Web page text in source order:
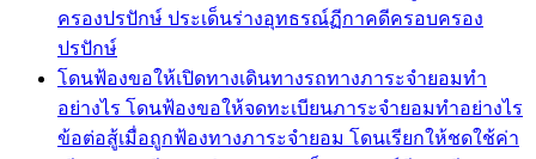
ครองปรปักษ์ ประเด็นร่างอุทธรณ์ฏีกาคดีครอบครอง
ปรปักษ์
โดนฟ้องขอให้เปิดทางเดินทางรถทางภาระจำยอมทำ
อย่างไร โดนฟ้องขอให้จดทะเบียนภาระจำยอมทำอย่างไร
ข้อต่อสู้เมื่อถูกฟ้องทางภาระจำยอม โดนเรียกให้ชดใช้ค่า